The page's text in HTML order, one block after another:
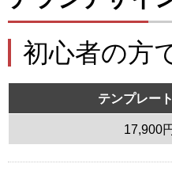
初心者の方
テンプレー
17,900